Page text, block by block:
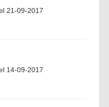
21-09-2017
14-09-2017